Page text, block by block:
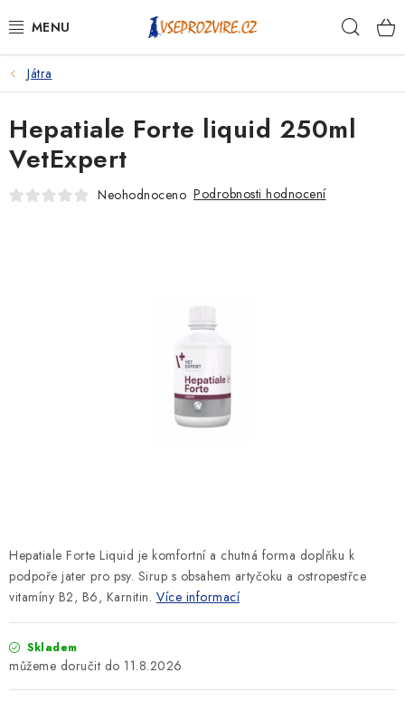
na
PSI
KOČKY
KONĚ
KRÁLÍCI/HLODAVCI/PTÁCI
Játra
Hepatiale Forte Liquid je komfortní a chutná forma doplňku k
podpoře jater pro psy. Sirup s obsahem artyčoku a ostropestřce
vitamíny B2, B6, Karnitin. Více informací
Skladem
11.8.2026
Hepatiale Forte liquid 250ml
VetExpert
Neohodnoceno Podrobnosti hodnocení